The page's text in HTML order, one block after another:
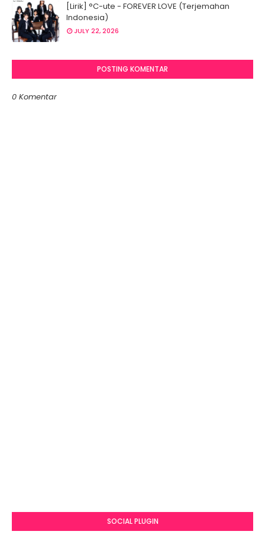
[Lirik] °C-ute - FOREVER LOVE (Terjemahan
Indonesia)
JULY 22, 2026
POSTING KOMENTAR
0 Komentar
SOCIAL PLUGIN